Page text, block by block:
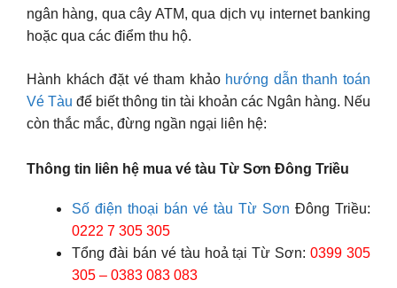
ngân hàng, qua cây ATM, qua dịch vụ internet banking
hoặc qua các điểm thu hộ.
Hành khách đặt vé tham khảo hướng dẫn thanh toán
Vé Tàu để biết thông tin tài khoản các Ngân hàng. Nếu
còn thắc mắc, đừng ngần ngại liên hệ:
Thông tin liên hệ mua vé tàu Từ Sơn Ðông Triều
Số điện thoại bán vé tàu Từ Sơn Ðông Triều:
0222 7 305 305
Tổng đài bán vé tàu hoả tại Từ Sơn:0399 305
305 – 0383 083 083